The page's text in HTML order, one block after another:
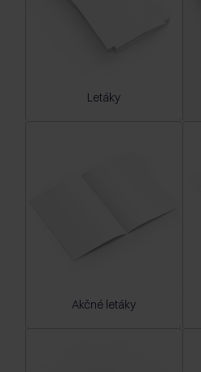
Letáky
Akčné letáky